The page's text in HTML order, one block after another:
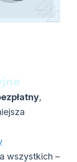
,
wszystkich –